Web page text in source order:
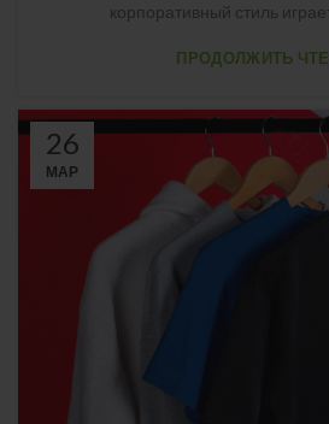
корпоративный стиль
ПРОДОЛЖИТЬ
26
МАР